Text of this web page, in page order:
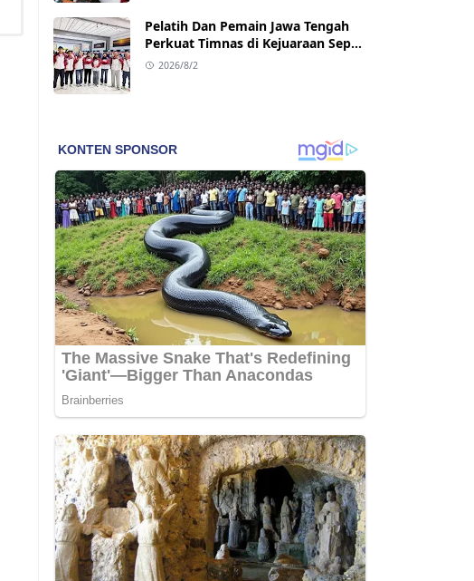
Pelatih Dan Pemain Jawa Tengah
Perkuat Timnas di Kejuaraan Sepak
takraw Internasional
2026/8/2